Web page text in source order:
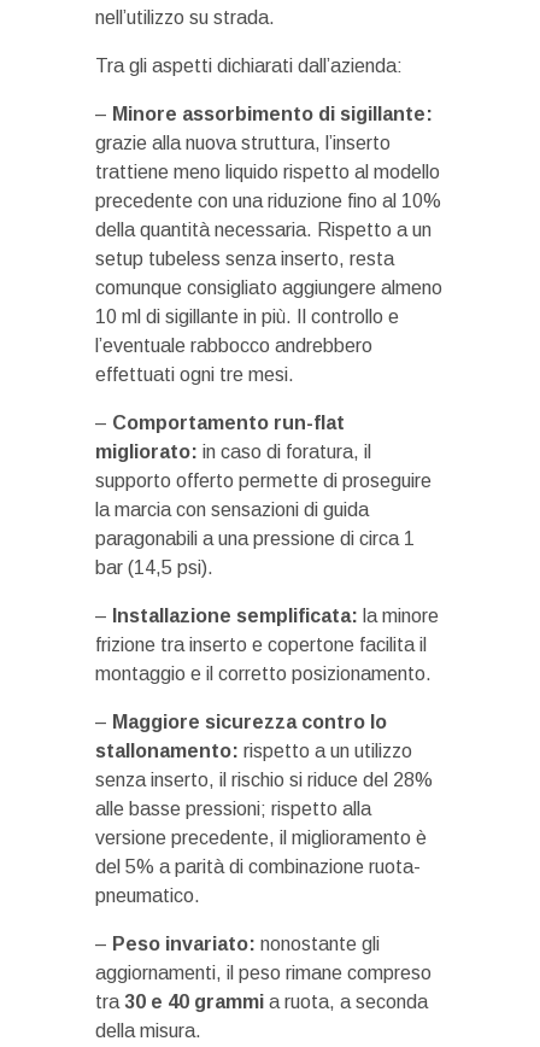
nell’utilizzo su strada.
Tra gli aspetti dichiarati dall’azienda:
– Minore assorbimento di sigillante:
grazie alla nuova struttura, l’inserto
trattiene meno liquido rispetto al modello
precedente con una riduzione fino al 10%
della quantità necessaria. Rispetto a un
setup tubeless senza inserto, resta
comunque consigliato aggiungere almeno
10 ml di sigillante in più. Il controllo e
l’eventuale rabbocco andrebbero
effettuati ogni tre mesi.
– Comportamento run-flat
migliorato: in caso di foratura, il
supporto offerto permette di proseguire
la marcia con sensazioni di guida
paragonabili a una pressione di circa 1
bar (14,5 psi).
– Installazione semplificata: la minore
frizione tra inserto e copertone facilita il
montaggio e il corretto posizionamento.
– Maggiore sicurezza contro lo
stallonamento: rispetto a un utilizzo
senza inserto, il rischio si riduce del 28%
alle basse pressioni; rispetto alla
versione precedente, il miglioramento è
del 5% a parità di combinazione ruota-
pneumatico.
– Peso invariato: nonostante gli
aggiornamenti, il peso rimane compreso
tra 30 e 40 grammi a ruota, a seconda
della misura.